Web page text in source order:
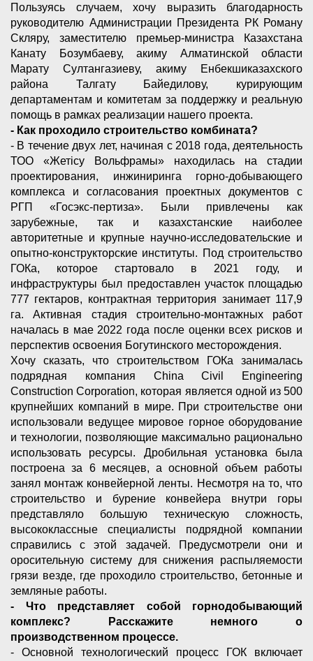
Пользуясь случаем, хочу выразить благодарность
руководителю Администрации Президента РК Роману
Скляру, заместителю премьер-министра Казахстана
Канату Бозумбаеву, акиму Алматинской области
Марату Султангазиеву, акиму Енбекшиказахского
района Талгату Байедилову, курирующим
департаментам и комитетам за поддержку и реальную
помощь в рамках реализации нашего проекта.
- Как проходило строительство комбината?
- В течение двух лет, начиная с 2018 года, деятельность
ТОО «Жетісу Вольфрамы» находилась на стадии
проектирования, инжиниринга горно-добывающего
комплекса и согласования проектных документов с
РГП «Госэкс-пертиза». Были привлечены как
зарубежные, так и казахстанские наиболее
авторитетные и крупные научно-исследовательские и
опытно-конструкторские институты. Под строительство
ГОКа, которое стартовало в 2021 году, и
инфраструктуры был предоставлен участок площадью
777 гектаров, контрактная территория занимает 117,9
га. Активная стадия строительно-монтажных работ
началась в мае 2022 года после оценки всех рисков и
перспектив освоения Богутинского месторождения.
Хочу сказать, что строительством ГОКа занималась
подрядная компания China Civil Engineering
Construction Corporation, которая является одной из 500
крупнейших компаний в мире. При строительстве они
использовали ведущее мировое горное оборудование
и технологии, позволяющие максимально рационально
использовать ресурсы. Дробильная установка была
построена за 6 месяцев, а основной объем работы
занял монтаж конвейерной ленты. Несмотря на то, что
строительство и бурение конвейера внутри горы
представляло большую техническую сложность,
высококлассные специалисты подрядной компании
справились с этой задачей. Предусмотрели они и
оросительную систему для снижения распыляемости
грязи везде, где проходило строительство, бетонные и
земляные работы.
- Что представляет собой горнодобывающий
комплекс? Расскажите немного о
производственном процессе.
- Основной технологический процесс ГОК включает